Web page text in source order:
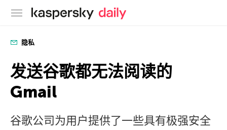
卡巴斯基官方博客
隐私
发送谷歌都无法阅读的
Gmail
谷歌公司为用户提供了一些具有极强安全